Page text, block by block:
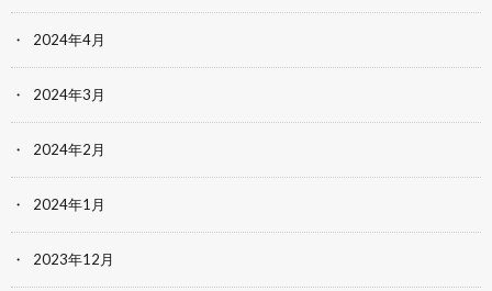
2024年4月
2024年3月
2024年2月
2024年1月
2023年12月